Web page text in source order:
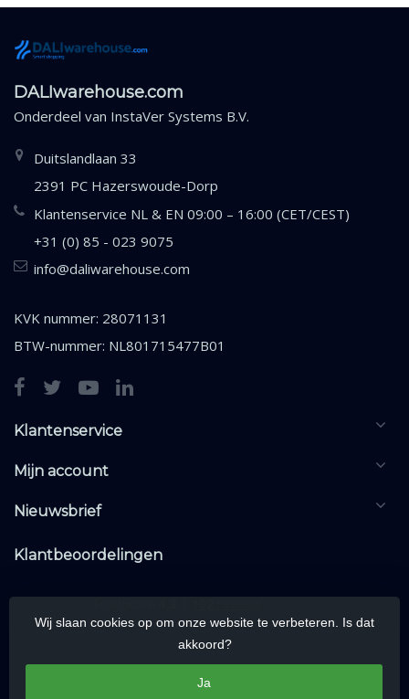
DALIwarehouse.com
Onderdeel van InstaVer Systems B.V.
Duitslandlaan 33
2391 PC Hazerswoude-Dorp
Klantenservice NL & EN 09:00 – 16:00 (CET/CEST)
+31 (0) 85 - 023 9075
info@daliwarehouse.com
KVK nummer: 28071131
BTW-nummer: NL801715477B01
Klantenservice
Mijn account
Nieuwsbrief
Klantbeoordelingen
Wij slaan cookies op om onze website te verbeteren. Is dat
akkoord?
Ja